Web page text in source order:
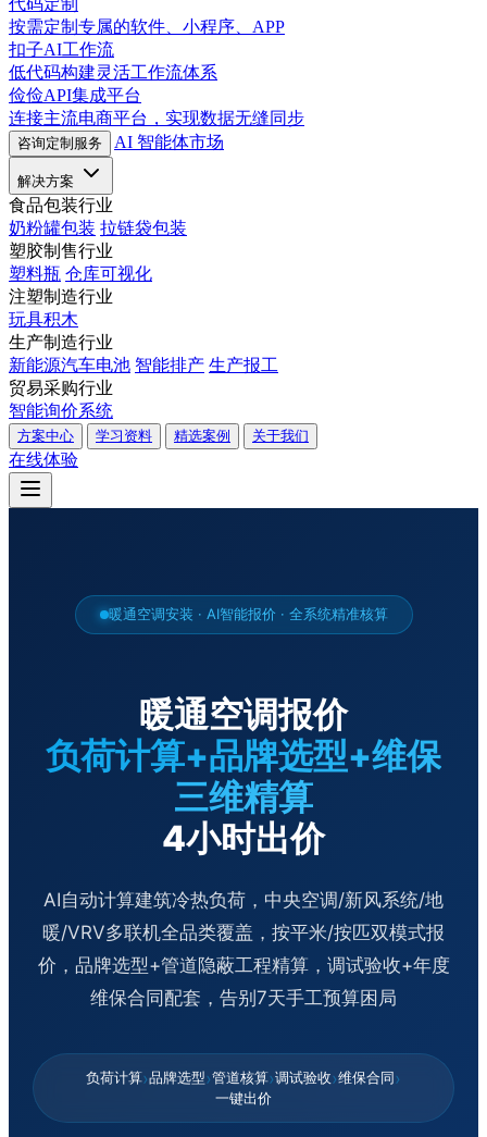
代码定制
按需定制专属的软件、小程序、APP
扣子AI工作流
低代码构建灵活工作流体系
俭俭API集成平台
连接主流电商平台，实现数据无缝同步
咨询定制服务 AI 智能体市场
解决方案
食品包装行业
奶粉罐包装 拉链袋包装
塑胶制售行业
塑料瓶 仓库可视化
注塑制造行业
玩具积木
生产制造行业
新能源汽车电池 智能排产 生产报工
贸易采购行业
智能询价系统
方案中心 学习资料 精选案例 关于我们
在线体验
暖通空调安装 · AI智能报价 · 全系统精准核算
暖通空调报价
负荷计算+品牌选型+维保
三维精算
4小时出价
AI自动计算建筑冷热负荷，中央空调/新风系统/地
暖/VRV多联机全品类覆盖，按平米/按匹双模式报
价，品牌选型+管道隐蔽工程精算，调试验收+年度
维保合同配套，告别7天手工预算困局
负荷计算›品牌选型›管道核算›调试验收›维保合同›
一键出价